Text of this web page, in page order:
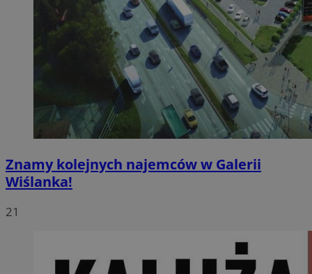
Znamy kolejnych najemców w Galerii
Wiślanka!
21